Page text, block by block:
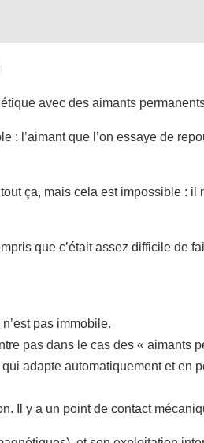
avec des aimants
l’aimant que l’on essaye de
ça, mais cela est impossible : il
que c’était assez difficile de
pas immobile.
pas dans le cas des « aimants
adapte automatiquement et en
Il y a un point de contact